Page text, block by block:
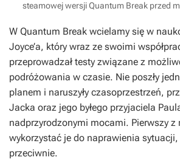
steamowej wersji Quantum Break przed
W Quantum Break wcielamy się w
Joyce’a, który wraz ze swoimi
przeprowadzał testy związane z
podróżowania w czasie. Nie poszły
planem i naruszyły czasoprzestrzeń,
Jacka oraz jego byłego przyjaciela
nadprzyrodzonymi mocami. Pierwszy z
wykorzystać je do naprawienia
przeciwnie.